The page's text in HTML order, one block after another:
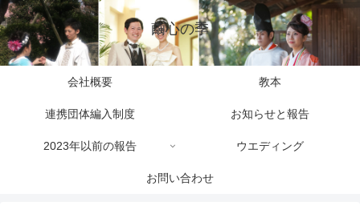
繭心の季
会社概要 教本
連携団体編入制度 お知らせと報告
2023年以前の報告 ウエディング
お問い合わせ